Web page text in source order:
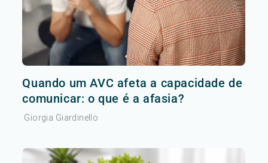
Quando um AVC afeta a capacidade de
comunicar: o que é a afasia?
Giorgia Giardinello